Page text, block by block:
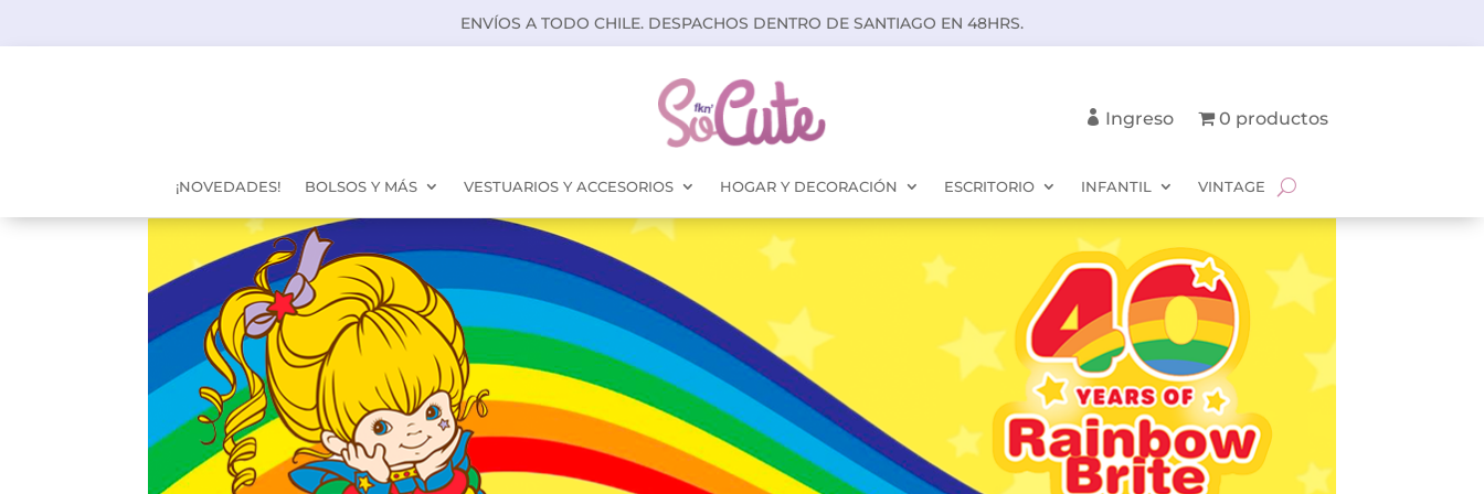
ENVÍOS A TODO CHILE. DESPACHOS DENTRO DE SANTIAGO EN 48HRS.
Ingreso 0 productos
¡NOVEDADES! BOLSOS Y MÁS VESTUARIOS Y ACCESORIOS HOGAR Y DECORACIÓN ESCRITORIO INFANTIL VINTAGE